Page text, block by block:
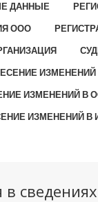
ДАННЫЕ
ООО
ИЗМЕНЕНИЙ
ИЗМЕНЕНИЙ В
ИЗМЕНЕНИЙ В